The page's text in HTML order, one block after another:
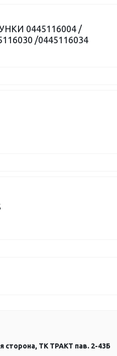
0445116004 /
/0445116034
ТК ТРАКТ пав. 2-43Б